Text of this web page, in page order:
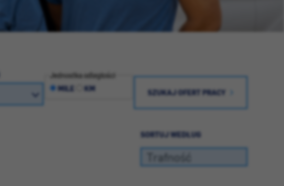
Jednostka odległości
MILE
KM SZUKAJ OFERT PRACY
SORTUJ WEDŁUG